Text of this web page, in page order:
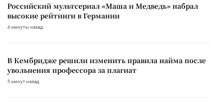
Российский мультсериал «Маша и Медведь» набрал
высокие рейтинги в Германии
4 минуты назад
В Кембридже решили изменить правила найма после
увольнения профессора за плагиат
5 минут назад